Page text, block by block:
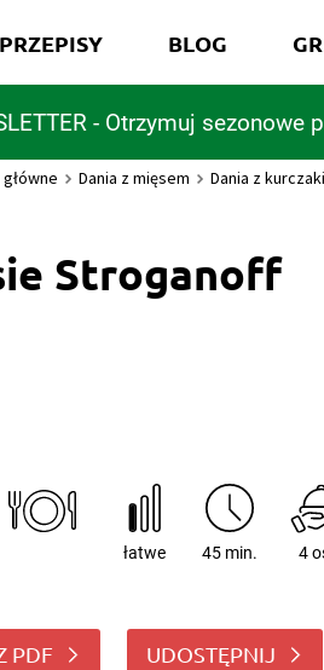
- Otrzymuj sezonowe
PRZEPISY BLOG
główne Dania z mięsem Dania z
Stroganoff
łatwe 45 min. 4
PDF UDOSTĘPNIJ